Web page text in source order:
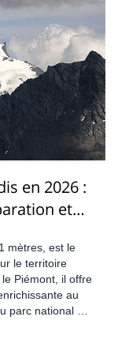
en 2026 :
et
mètres, est le
le territoire
Piémont, il offre
au
parc national du